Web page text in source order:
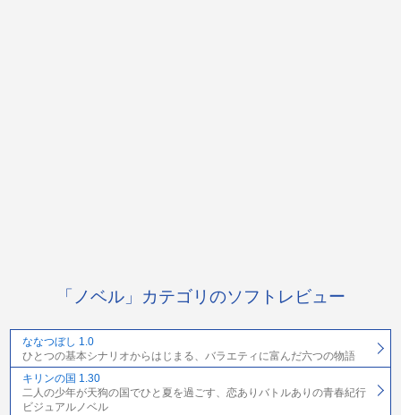
「ノベル」カテゴリのソフトレビュー
ななつぼし 1.0
ひとつの基本シナリオからはじまる、バラエティに富んだ六つの物語
キリンの国 1.30
二人の少年が天狗の国でひと夏を過ごす、恋ありバトルありの青春紀行
ビジュアルノベル